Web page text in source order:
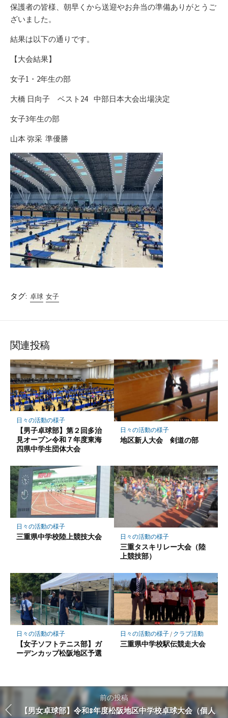
保護者の皆様、朝早くから送迎やお弁当の準備ありがとうご
ざいました。
結果は以下の通りです。
【大会結果】
女子1・2年生の部
大橋 日向子 ベスト24 中部日本大会出場決定
女子3年生の部
山本 弥采 準優勝
タグ: 卓球 女子
関連投稿
日々の活動の様子
【男子卓球部】第２回多治
見オープン令和７年度東海
四県中学生団体大会
日々の活動の様子
地区新人大会 剣道の部
日々の活動の様子
三重県中学校陸上競技大会 日々の活動の様子
三重タスキリレー大会（陸
上競技部）
日々の活動の様子
【女子ソフトテニス部】ガ
ーデンカップ松阪地区予選
日々の活動の様子/ クラブ活動
三重県中学校駅伝競走大会
前の投稿
【男女卓球部】令和8年度松阪地区中学校卓球大会（個人